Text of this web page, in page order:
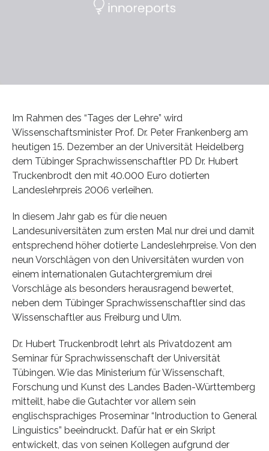
Im Rahmen des “Tages der Lehre” wird
Wissenschaftsminister Prof. Dr. Peter Frankenberg am
heutigen 15. Dezember an der Universität Heidelberg
dem Tübinger Sprachwissenschaftler PD Dr. Hubert
Truckenbrodt den mit 40.000 Euro dotierten
Landeslehrpreis 2006 verleihen.
In diesem Jahr gab es für die neuen
Landesuniversitäten zum ersten Mal nur drei und damit
entsprechend höher dotierte Landeslehrpreise. Von den
neun Vorschlägen von den Universitäten wurden von
einem internationalen Gutachtergremium drei
Vorschläge als besonders herausragend bewertet,
neben dem Tübinger Sprachwissenschaftler sind das
Wissenschaftler aus Freiburg und Ulm.
Dr. Hubert Truckenbrodt lehrt als Privatdozent am
Seminar für Sprachwissenschaft der Universität
Tübingen. Wie das Ministerium für Wissenschaft,
Forschung und Kunst des Landes Baden-Württemberg
mitteilt, habe die Gutachter vor allem sein
englischsprachiges Proseminar “Introduction to General
Linguistics” beeindruckt. Dafür hat er ein Skript
entwickelt, das von seinen Kollegen aufgrund der